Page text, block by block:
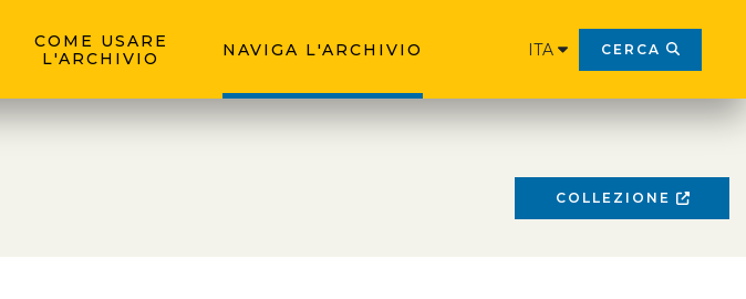
COME USARE
L'ARCHIVIO
NAVIGA L'ARCHIVIO ITA CERCA
COLLEZIONE